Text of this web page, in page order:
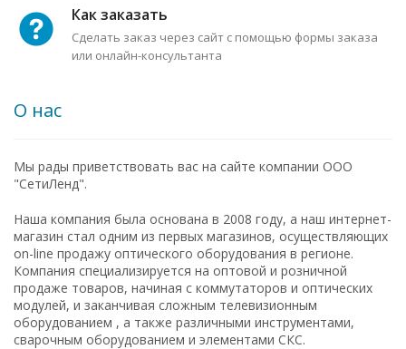
Как заказать
Сделать заказ через сайт с помощью формы заказа
или онлайн-консультанта
О нас
Мы рады приветствовать вас на сайте компании ООО
"СетиЛенд".
Наша компания была основана в 2008 году, а наш интернет-
магазин стал одним из первых магазинов, осуществляющих
on-line продажу оптического оборудования в регионе.
Компания специализируется на оптовой и розничной
продаже товаров, начиная с коммутаторов и оптических
модулей, и заканчивая сложным телевизионным
оборудованием , а также различными инструментами,
сварочным оборудованием и элементами СКС.